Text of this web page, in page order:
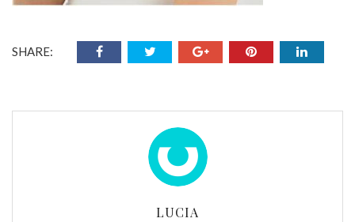
SHARE:
LUCIA